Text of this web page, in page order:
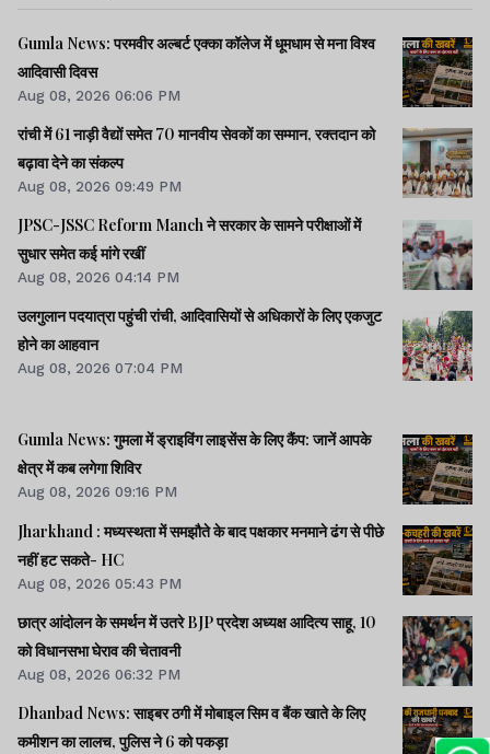
Gumla News: परमवीर अल्बर्ट एक्का कॉलेज में धूमधाम से मना विश्व
आदिवासी दिवस
Aug 08, 2026 06:06 PM
रांची में 61 नाड़ी वैद्यों समेत 70 मानवीय सेवकों का सम्मान, रक्तदान को
बढ़ावा देने का संकल्प
Aug 08, 2026 09:49 PM
JPSC-JSSC Reform Manch ने सरकार के सामने परीक्षाओं में
सुधार समेत कई मांगे रखीं
Aug 08, 2026 04:14 PM
उलगुलान पदयात्रा पहुंची रांची, आदिवासियों से अधिकारों के लिए एकजुट
होने का आहवान
Aug 08, 2026 07:04 PM
Gumla News: गुमला में ड्राइविंग लाइसेंस के लिए कैंप: जानें आपके
क्षेत्र में कब लगेगा शिविर
Aug 08, 2026 09:16 PM
Jharkhand : मध्यस्थता में समझौते के बाद पक्षकार मनमाने ढंग से पीछे
नहीं हट सकते- HC
Aug 08, 2026 05:43 PM
छात्र आंदोलन के समर्थन में उतरे BJP प्रदेश अध्यक्ष आदित्य साहू, 10
को विधानसभा घेराव की चेतावनी
Aug 08, 2026 06:32 PM
Dhanbad News: साइबर ठगी में मोबाइल सिम व बैंक खाते के लिए
कमीशन का लालच, पुलिस ने 6 को पकड़ा